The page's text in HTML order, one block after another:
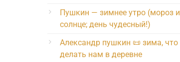
Пушкин — зимнее утро (мороз и
солнце; день чудесный!)
Александр пушкин 📜 зима, что
делать нам в деревне